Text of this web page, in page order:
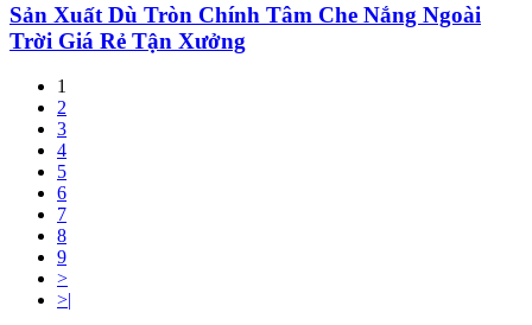
Sản Xuất Dù Tròn Chính Tâm Che Nắng Ngoài
Trời Giá Rẻ Tận Xưởng
1
2
3
4
5
6
7
8
9
>
>|